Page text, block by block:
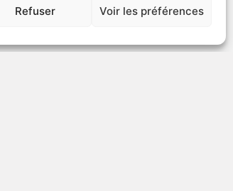
Refuser Voir les préférences
377567 VOIR PLUS